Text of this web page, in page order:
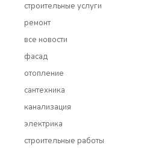
строительные услуги
ремонт
все новости
фасад
отопление
сантехника
канализация
электрика
строительные работы